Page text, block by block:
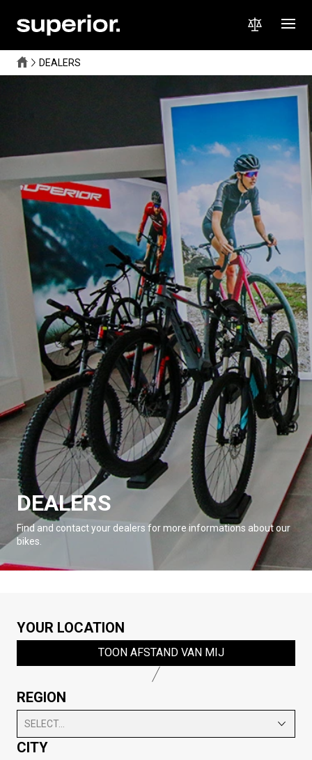
DEALERS
DEALERS
Find and contact your dealers for more informations about our
bikes.
YOUR LOCATION
TOON AFSTAND VAN MIJ
REGION
SELECT...
CITY